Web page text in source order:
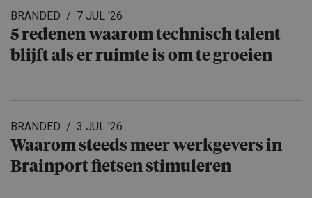
BRANDED 7 JUL '26
5 redenen waarom technisch talent
blijft als er ruimte is om te groeien
BRANDED 3 JUL '26
Waarom steeds meer werkgevers in
Brainport fietsen stimuleren